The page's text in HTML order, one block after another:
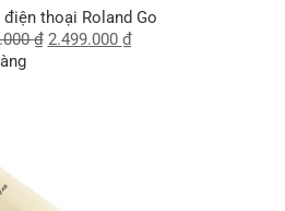
thoại Roland Go
₫ 2.499.000 ₫